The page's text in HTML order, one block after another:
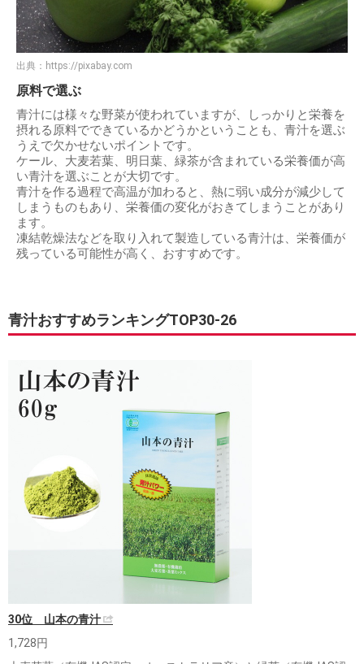
出典： https://pixabay.com
原料で選ぶ
青汁には様々な野菜が使われていますが、しっかりと栄養を
摂れる原料でできているかどうかということも、青汁を選ぶ
うえで欠かせないポイントです。
ケール、大麦若葉、明日葉、緑茶が含まれている栄養価が高
い青汁を選ぶことが大切です。
青汁を作る過程で高温が加わると、熱に弱い成分が減少して
しまうものもあり、栄養価の変化がおきてしまうことがあり
ます。
凍結乾燥法などを取り入れて製造している青汁は、栄養価が
残っている可能性が高く、おすすめです。
青汁おすすめランキングTOP30-26
30位 山本の青汁
1,728円